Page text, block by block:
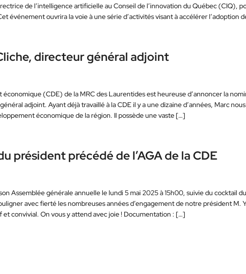
de l’intelligence artificielle au Conseil de l’innovation du Québec (CIQ),
événement ouvrira la voie à une série d’activités visant à accélérer l’adoption
directeur général adjoint
(CDE) de la MRC des Laurentides est heureuse d’annoncer la
adjoint. Ayant déjà travaillé à la CDE il y a une dizaine d’années, Marc
économique de la région. Il possède une vaste […]
président précédé de l’AGA de la CDE
Assemblée générale annuelle le lundi 5 mai 2025 à 15h00, suivie du cocktail
avec fierté les nombreuses années d’engagement de notre président M.
et convivial. On vous y attend avec joie ! Documentation : […]